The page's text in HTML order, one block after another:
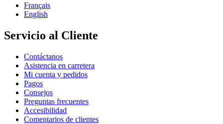
Français
English
Servicio al Cliente
Contáctanos
Asistencia en carretera
Mi cuenta y pedidos
Pagos
Consejos
Preguntas frecuentes
Accesibilidad
Comentarios de clientes